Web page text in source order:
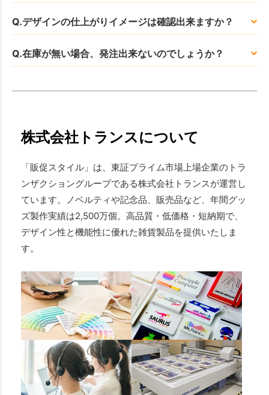
Q.デザインの仕上がりイメージは確認出来ますか？
Q.在庫が無い場合、発注出来ないのでしょうか？
株式会社トランスについて
「販促スタイル」は、東証プライム市場上場企業のトラ
ンザクショングループである株式会社トランスが運営し
ています。ノベルティや記念品、販売品など、年間グッ
ズ製作実績は2,500万個。高品質・低価格・短納期で、
デザイン性と機能性に優れた雑貨製品を提供いたしま
す。